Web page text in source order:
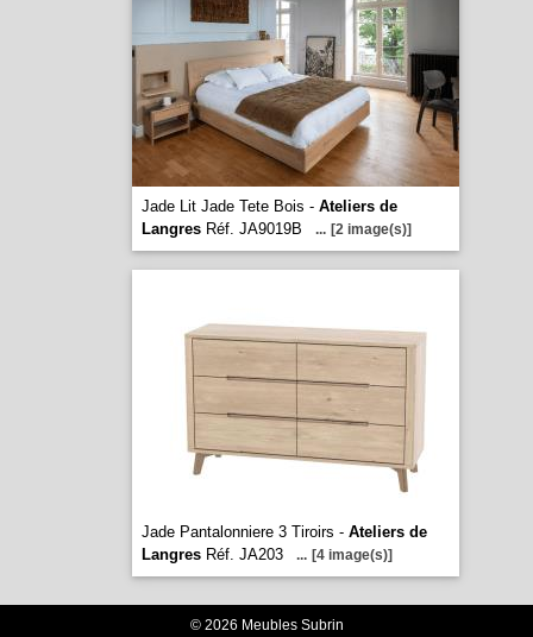
Jade Lit Jade Tete Bois - Ateliers de
LangresRéf. JA9019B ... [2 image(s)]
Jade Pantalonniere 3 Tiroirs - Ateliers de
LangresRéf. JA203 ... [4 image(s)]
© 2026 Meubles Subrin